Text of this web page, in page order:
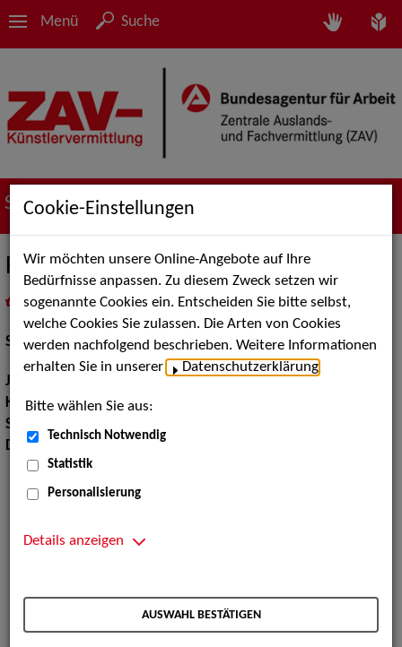
Menü Suche
Suche nach Künstler*innen
Frida Stroomer
als PDF speichern
inMeine Merklistelegen
Schauspiel:Bühne
Jahrgang:
Körpergröße:172 cm
Sprachen:
Dialekte:
Schweizerdeutsch
Cookie-Einstellungen
Wir möchten unsere Online-Angebote auf Ihre
Bedürfnisse anpassen. Zu diesem Zweck setzen wir
sogenannte Cookies ein. Entscheiden Sie bitte selbst,
welche Cookies Sie zulassen. Die Arten von Cookies
werden nachfolgend beschrieben. Weitere Informationen
erhalten Sie in unserer
Datenschutzerklärung
Bitte wählen Sie aus:
Technisch Notwendig
Statistik
Personalisierung
Details anzeigen
AUSWAHL BESTÄTIGEN